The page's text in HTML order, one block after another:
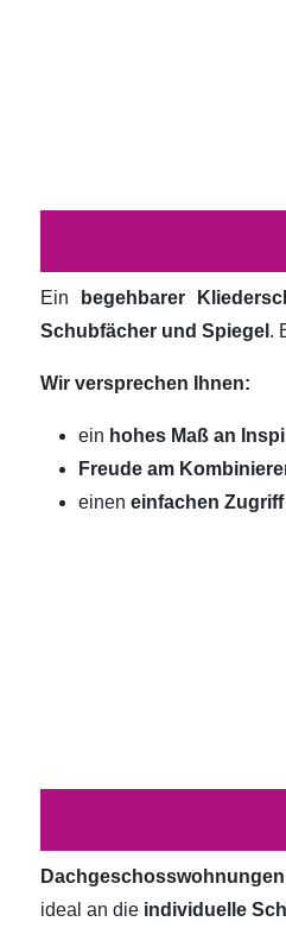
Ein begehbarer
Schubfächer und Spiegel .
Wir versprechen Ihnen:
ein hohes Maß an
Freude am
einen einfachen Zugriff
Dachgeschosswohnungen
ideal an die individuelle